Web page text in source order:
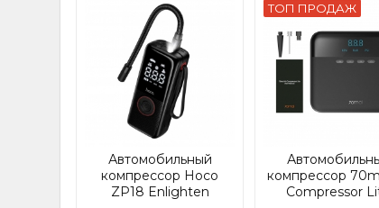
Автомобильный
компрессор Hoco
ZP18 Enlighten
ТОП ПРОДАЖ
компрессор
Compressor